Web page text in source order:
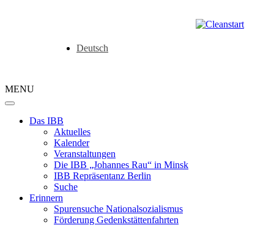
Deutsch
MENU
Das IBB
Aktuelles
Kalender
Veranstaltungen
Die IBB „Johannes Rau“ in Minsk
IBB Repräsentanz Berlin
Suche
Erinnern
Spurensuche Nationalsozialismus
Förderung Gedenkstättenfahrten